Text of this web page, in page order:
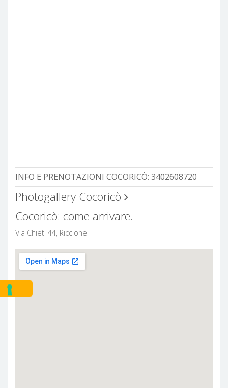
INFO E PRENOTAZIONI COCORICÒ: 3402608720
Photogallery Cocoricò
Cocoricò: come arrivare.
Via Chieti 44, Riccione